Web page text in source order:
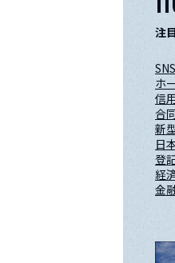
注
SNS
ホ
信
合
新
日
登
経
金